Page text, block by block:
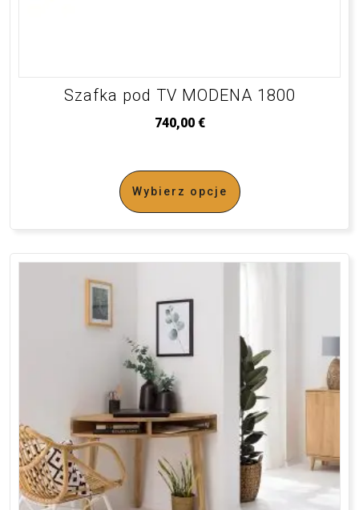
Szafka pod TV MODENA 1800
740,00 €
Wybierz opcje